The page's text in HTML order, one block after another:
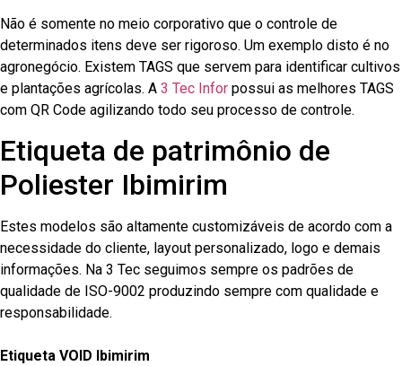
Não é somente no meio corporativo que o controle de
determinados itens deve ser rigoroso. Um exemplo disto é no
agronegócio. Existem TAGS que servem para identificar cultivos
e plantações agrícolas. A 3 Tec Infor possui as melhores TAGS
com QR Code agilizando todo seu processo de controle.
Etiqueta de patrimônio de
Poliester Ibimirim
Estes modelos são altamente customizáveis de acordo com a
necessidade do cliente, layout personalizado, logo e demais
informações. Na 3 Tec seguimos sempre os padrões de
qualidade de ISO-9002 produzindo sempre com qualidade e
responsabilidade.
Etiqueta VOID Ibimirim